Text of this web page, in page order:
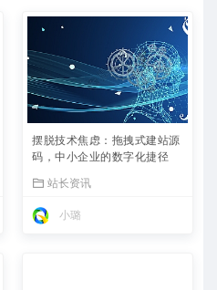
摆脱技术焦虑：拖拽式建站源
码，中小企业的数字化捷径
站长资讯
小璐